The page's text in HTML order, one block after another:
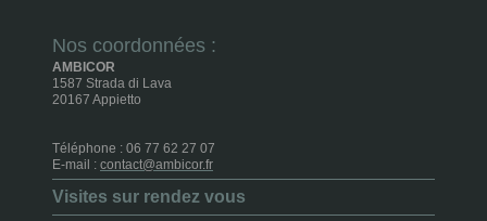
Nos coordonnées :
AMBICOR
1587 Strada di Lava
20167 Appietto
Téléphone : 06 77 62 27 07
E-mail : contact@ambicor.fr
Visites sur rendez vous